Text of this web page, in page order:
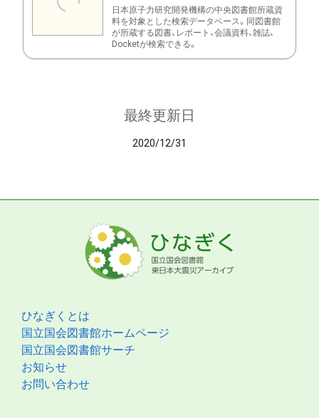
日本原子力研究開発機構の中央図書館所蔵資
料を対象とした検索データベース。同図書館
が所蔵する図書、レポート、会議資料、雑誌、
Docketが検索できる。
最終更新日
2020/12/31
ひなぎくとは
国立国会図書館ホームページ
国立国会図書館サーチ
お知らせ
お問い合わせ